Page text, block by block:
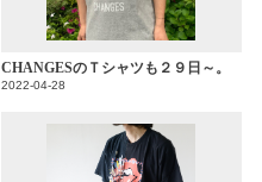
CHANGESのＴシャツも２９日～。
2022-04-28